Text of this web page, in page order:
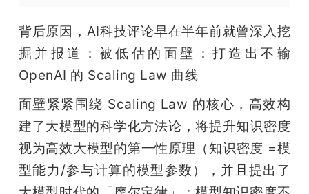
背后原因，AI科技评论早在半年前就曾深入挖
掘并报道：被低估的面壁：打造出不输
OpenAI 的 Scaling Law 曲线
面壁紧紧围绕 Scaling Law 的核心，高效构
建了大模型的科学化方法论，将提升知识密度
视为高效大模型的第一性原理（知识密度 =模
型能力/参与计算的模型参数），并且提出了